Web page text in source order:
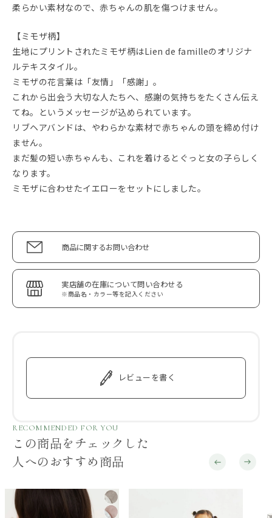
柔らかい素材なので、赤ちゃんの肌を傷つけません。
【ミモザ柄】
生地にプリントされたミモザ柄はLien de familleのオリジナ
ルテキスタイル。
ミモザの花言葉は「友情」「感謝」。
これから出会う大切な人たちへ、感謝の気持ちをたくさん伝え
てね。というメッセージが込められています。
リブヘアバンドは、やわらかな素材で赤ちゃんの頭を締め付け
ません。
まだ髪の短い赤ちゃんも、これを着けるとぐっと女の子らしく
なります。
ミモザに合わせたイエローをセットにしました。
商品に関するお問い合わせ
実店舗の在庫について問い合わせる
※商品名・カラー等を記入ください
レビューを書く
RECOMMENDED FOR YOU
この商品をチェックした
人へのおすすめ商品